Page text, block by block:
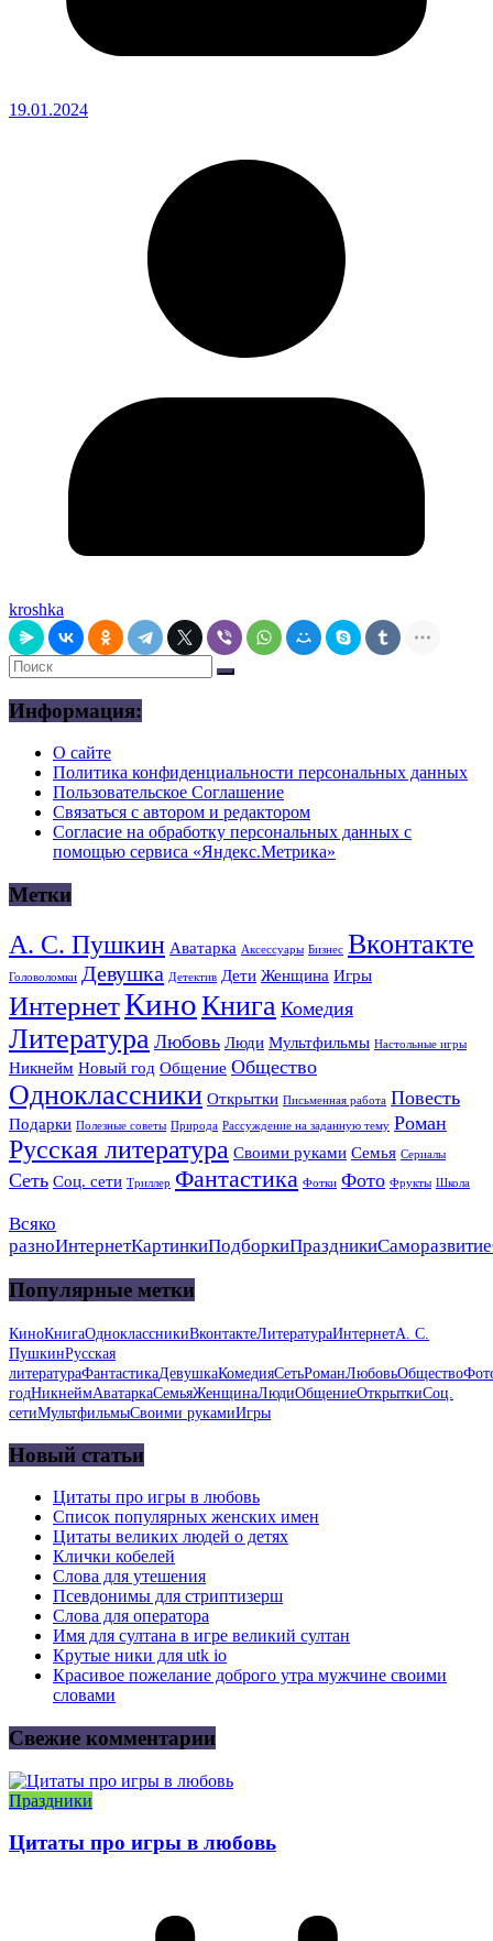
19.01.2024
kroshka
Информация:
О сайте
Политика конфиденциальности персональных данных
Пользовательское Соглашение
Связаться с автором и редактором
Согласие на обработку персональных данных с
помощью сервиса «Яндекс.Метрика»
Метки
А. С. Пушкин Аватарка Аксессуары Бизнес Вконтакте
Головоломки Девушка Детектив Дети Женщина Игры
ИнтернетКиноКнига Комедия
Литература Любовь Люди Мультфильмы Настольные игры
Никнейм Новый год Общение Общество
Одноклассники Открытки Письменная работа Повесть
Подарки Полезные советы Природа Рассуждение на заданную тему Роман
Русская литература Своими руками Семья Сериалы
Сеть Соц. сети Триллер Фантастика Фотки Фото Фрукты Школа
Всяко
разноИнтернетКартинкиПодборкиПраздникиСаморазвитие
Популярные метки
КиноКнигаОдноклассникиВконтактеЛитератураИнтернетА. С.
ПушкинРусская
литератураФантастикаДевушкаКомедияСетьРоманЛюбовьОбщество
годНикнеймАватаркаСемьяЖенщинаЛюдиОбщениеОткрыткиСоц.
сетиМультфильмыСвоими рукамиИгры
Новый статьи
Цитаты про игры в любовь
Список популярных женских имен
Цитаты великих людей о детях
Клички кобелей
Слова для утешения
Псевдонимы для стриптизерш
Слова для оператора
Имя для султана в игре великий султан
Крутые ники для utk io
Красивое пожелание доброго утра мужчине своими
словами
Свежие комментарии
Праздники
Цитаты про игры в любовь